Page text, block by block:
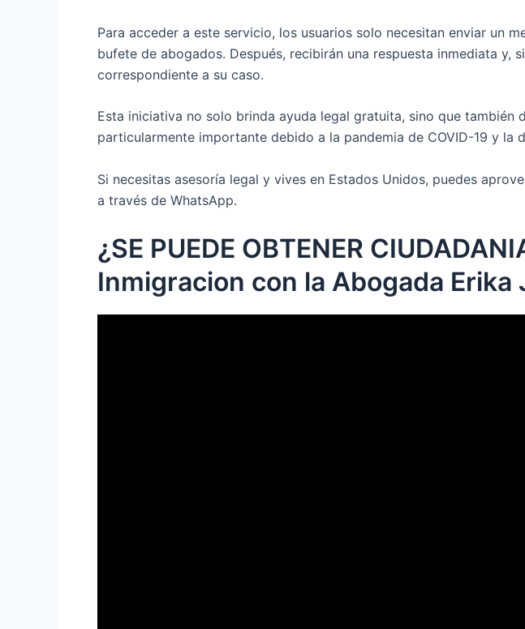
Para acceder a este servicio, los usuarios solo necesitan enviar un
bufete de abogados. Después, recibirán una respuesta inmediata y,
correspondiente a su caso.
Esta iniciativa no solo brinda ayuda legal gratuita, sino que
particularmente importante debido a la pandemia de COVID-19 y la
Si necesitas asesoría legal y vives en Estados Unidos, puedes
a través de WhatsApp.
¿SE PUEDE OBTENER
Inmigracion con la Abogada Erika